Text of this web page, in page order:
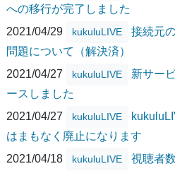
への移行が完了しました
2021/04/29
kukuluLIVE
接続元
問題について（解決済）
2021/04/27
kukuluLIVE
新サー
ースしました
2021/04/27
kukuluLIVE
はまもなく廃止になります
2021/04/18
kukuluLIVE
視聴者